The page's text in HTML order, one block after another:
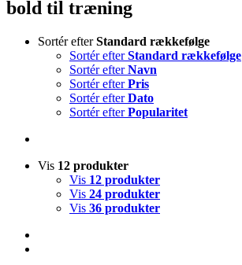
bold til træning
Sortér efterStandard rækkefølge
Sortér efterStandard rækkefølge
Sortér efterNavn
Sortér efterPris
Sortér efterDato
Sortér efterPopularitet
Vis 12 produkter
Vis 12 produkter
Vis 24 produkter
Vis 36 produkter